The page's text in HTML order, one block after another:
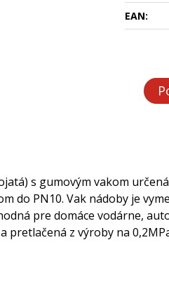
EAN:
s gumovým vakom
do PN10. Vak nádoby je
pre domáce vodárne,
pretlačená z výroby na